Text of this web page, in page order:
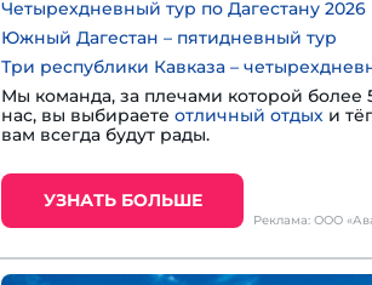
Четырехдневный тур по Дагестану 2026
Южный Дагестан – пятидневный тур
Три республики Кавказа –
Мы команда, за плечами которой более
нас, вы выбираете отличный отдых и
вам всегда будут рады.
УЗНАТЬ БОЛЬШЕ
Реклама: ООО